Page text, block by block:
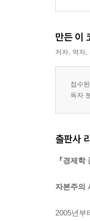
만든 이
저자, 역자,
접수
독자
출판사
『경제학
자본주의
2005년